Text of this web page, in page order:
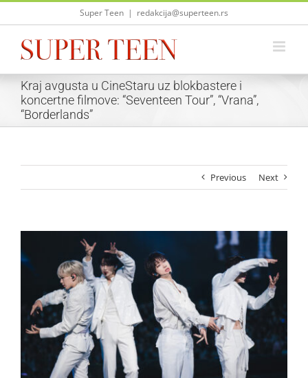
Skip
Super Teen | redakcija@superteen.rs
Kraj avgusta u CineStaru uz blokbastere i
koncertne filmove: “Seventeen Tour”, “Vrana”,
“Borderlands”
Previous Next
Larger
Image